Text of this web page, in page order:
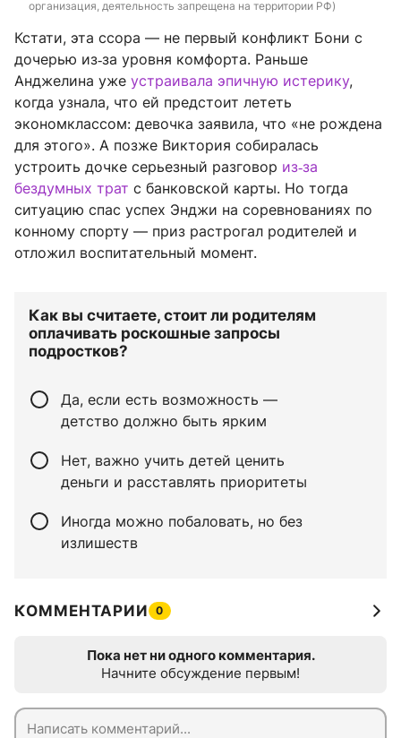
организация, деятельность запрещена на территории РФ)
Кстати, эта ссора — не первый конфликт Бони с
дочерью из‑за уровня комфорта. Раньше
Анджелина уже устраивала эпичную истерику,
когда узнала, что ей предстоит лететь
экономклассом: девочка заявила, что «не рождена
для этого». А позже Виктория собиралась
устроить дочке серьезный разговор из‑за
бездумных трат с банковской карты. Но тогда
ситуацию спас успех Энджи на соревнованиях по
конному спорту — приз растрогал родителей и
отложил воспитательный момент.
Как вы считаете, стоит ли родителям
оплачивать роскошные запросы
подростков?
Да, если есть возможность —
детство должно быть ярким
Нет, важно учить детей ценить
деньги и расставлять приоритеты
Иногда можно побаловать, но без
излишеств
КОММЕНТАРИИ 0
Пока нет ни одного комментария.
Начните обсуждение первым!